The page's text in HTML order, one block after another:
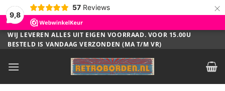
9,8
57 Reviews ×
Ga
naar
WIJ LEVEREN ALLES UIT EIGEN VOORRAAD. VOOR 15.00U
BESTELD IS VANDAAG VERZONDEN (MA T/M VR)